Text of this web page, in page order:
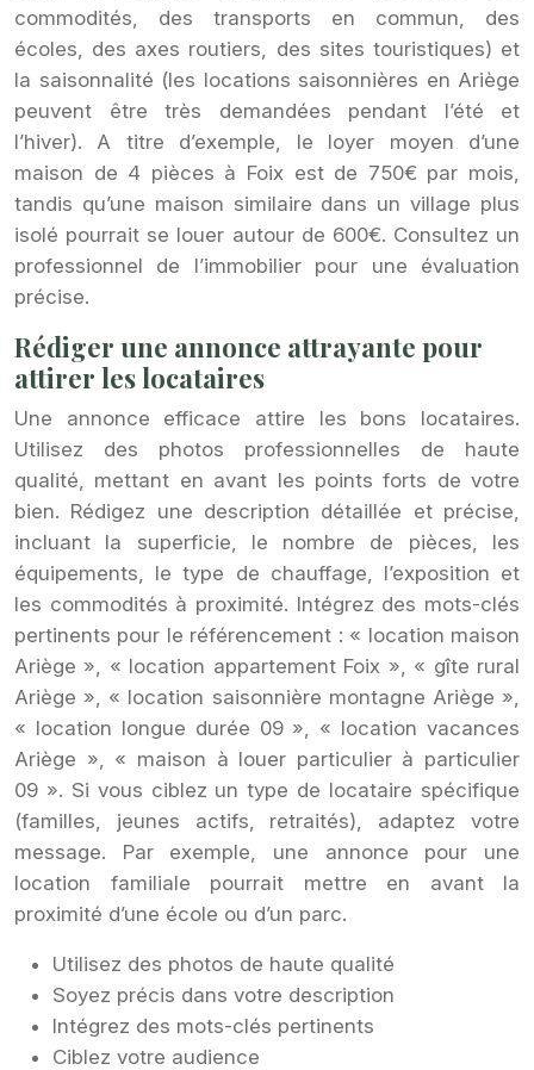
commodités, des transports en commun, des
écoles, des axes routiers, des sites touristiques) et
la saisonnalité (les locations saisonnières en Ariège
peuvent être très demandées pendant l’été et
l’hiver). A titre d’exemple, le loyer moyen d’une
maison de 4 pièces à Foix est de 750€ par mois,
tandis qu’une maison similaire dans un village plus
isolé pourrait se louer autour de 600€. Consultez un
professionnel de l’immobilier pour une évaluation
précise.
Rédiger une annonce attrayante pour
attirer les locataires
Une annonce efficace attire les bons locataires.
Utilisez des photos professionnelles de haute
qualité, mettant en avant les points forts de votre
bien. Rédigez une description détaillée et précise,
incluant la superficie, le nombre de pièces, les
équipements, le type de chauffage, l’exposition et
les commodités à proximité. Intégrez des mots-clés
pertinents pour le référencement : « location maison
Ariège », « location appartement Foix », « gîte rural
Ariège », « location saisonnière montagne Ariège »,
« location longue durée 09 », « location vacances
Ariège », « maison à louer particulier à particulier
09 ». Si vous ciblez un type de locataire spécifique
(familles, jeunes actifs, retraités), adaptez votre
message. Par exemple, une annonce pour une
location familiale pourrait mettre en avant la
proximité d’une école ou d’un parc.
Utilisez des photos de haute qualité
Soyez précis dans votre description
Intégrez des mots-clés pertinents
Ciblez votre audience